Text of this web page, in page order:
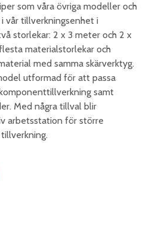
som våra övriga modeller och
vår tillverkningsenhet i
storlekar: 2 x 3 meter och 2 x
materialstorlekar och
med samma skärverktyg.
utformad för att passa
samt
Med några tillval blir
arbetsstation för större
Eventkalender
Arbeta hos WJS
Bli representant
Spare Parts Login
Kontakta oss